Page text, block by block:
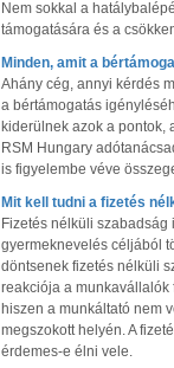
Nem sokkal a
támogatására és a
Minden, amit a
Ahány cég, annyi kérdés
a bértámogatás
kiderülnek azok a pontok,
RSM Hungary
is figyelembe véve
Mit kell tudni a fizetés
Fizetés nélküli
gyermeknevelés céljából
döntsenek fizetés nélküli
reakciója a munkavállalók
hiszen a munkáltató nem
megszokott helyén. A
érdemes-e élni vele.